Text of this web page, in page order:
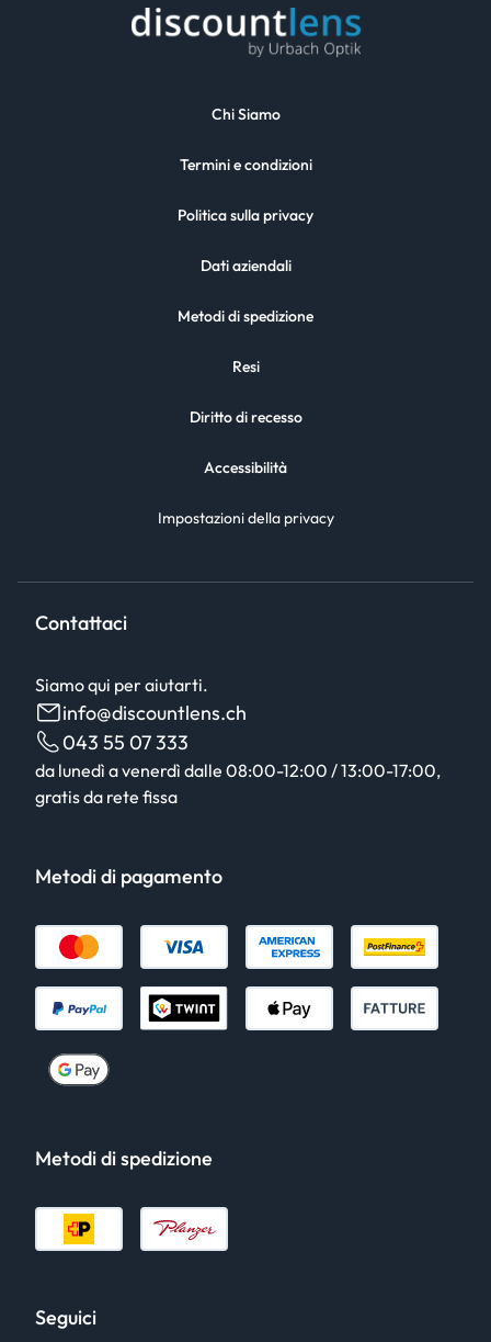
Chi Siamo
Termini e condizioni
Politica sulla privacy
Dati aziendali
Metodi di spedizione
Resi
Diritto di recesso
Accessibilità
Impostazioni della privacy
Contattaci
Siamo qui per aiutarti.
info@discountlens.ch
043 55 07 333
da lunedì a venerdì dalle 08:00-12:00 / 13:00-17:00,
gratis da rete fissa
Metodi di pagamento
Metodi di spedizione
Seguici